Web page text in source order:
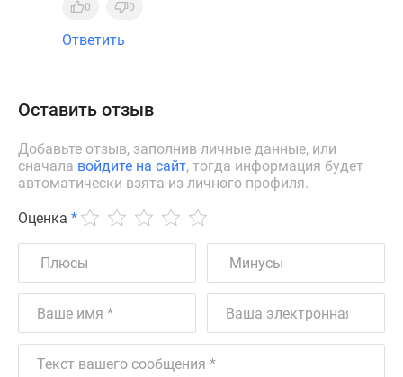
0 0
Ответить
Оставить отзыв
Добавьте отзыв, заполнив личные данные, или
сначала войдите на сайт, тогда информация будет
автоматически взята из личного профиля.
Оценка *